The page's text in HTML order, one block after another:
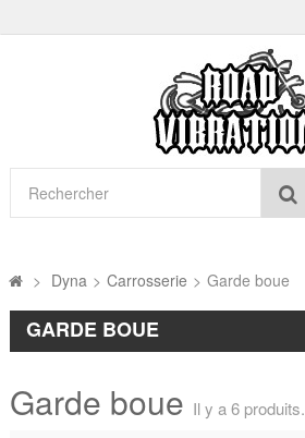
> Dyna > Carrosserie > Garde boue
GARDE BOUE
Garde boue Il y a 6 produits.